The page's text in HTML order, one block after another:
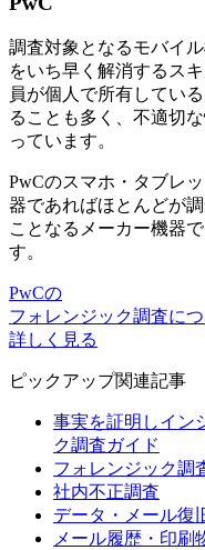
調査対象となるモバイ
をいち早く解消するス
員が個人で所有してい
ることも多く、不適切
っています。
PwCのスマホ・タブレ
器であればほとんどが
ことなるメーカー機器
す。
PwCの
フォレンジック調査に
詳しく見る
ピックアップ関連記事
事実を証明しイン
ク調査ガイド
フォレンジック調
社内不正調査
データ・メール復
メール履歴・印刷